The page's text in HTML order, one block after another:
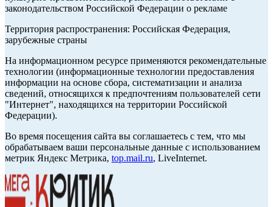
законодательством Российской Федерации о рекламе
Территория распространения: Российская Федерация,
зарубежные страны
На информационном ресурсе применяются рекомендательные
технологии (информационные технологии предоставления
информации на основе сбора, систематизации и анализа
сведений, относящихся к предпочтениям пользователей сети
"Интернет", находящихся на территории Российской
Федерации).
Во время посещения сайта вы соглашаетесь с тем, что мы
обрабатываем ваши персональные данные с использованием
метрик Яндекс Метрика, top.mail.ru, LiveInternet.